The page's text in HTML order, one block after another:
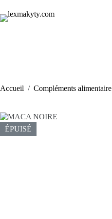
au
contenu
Accueil / Compléments alimentaire
ÉPUISÉ